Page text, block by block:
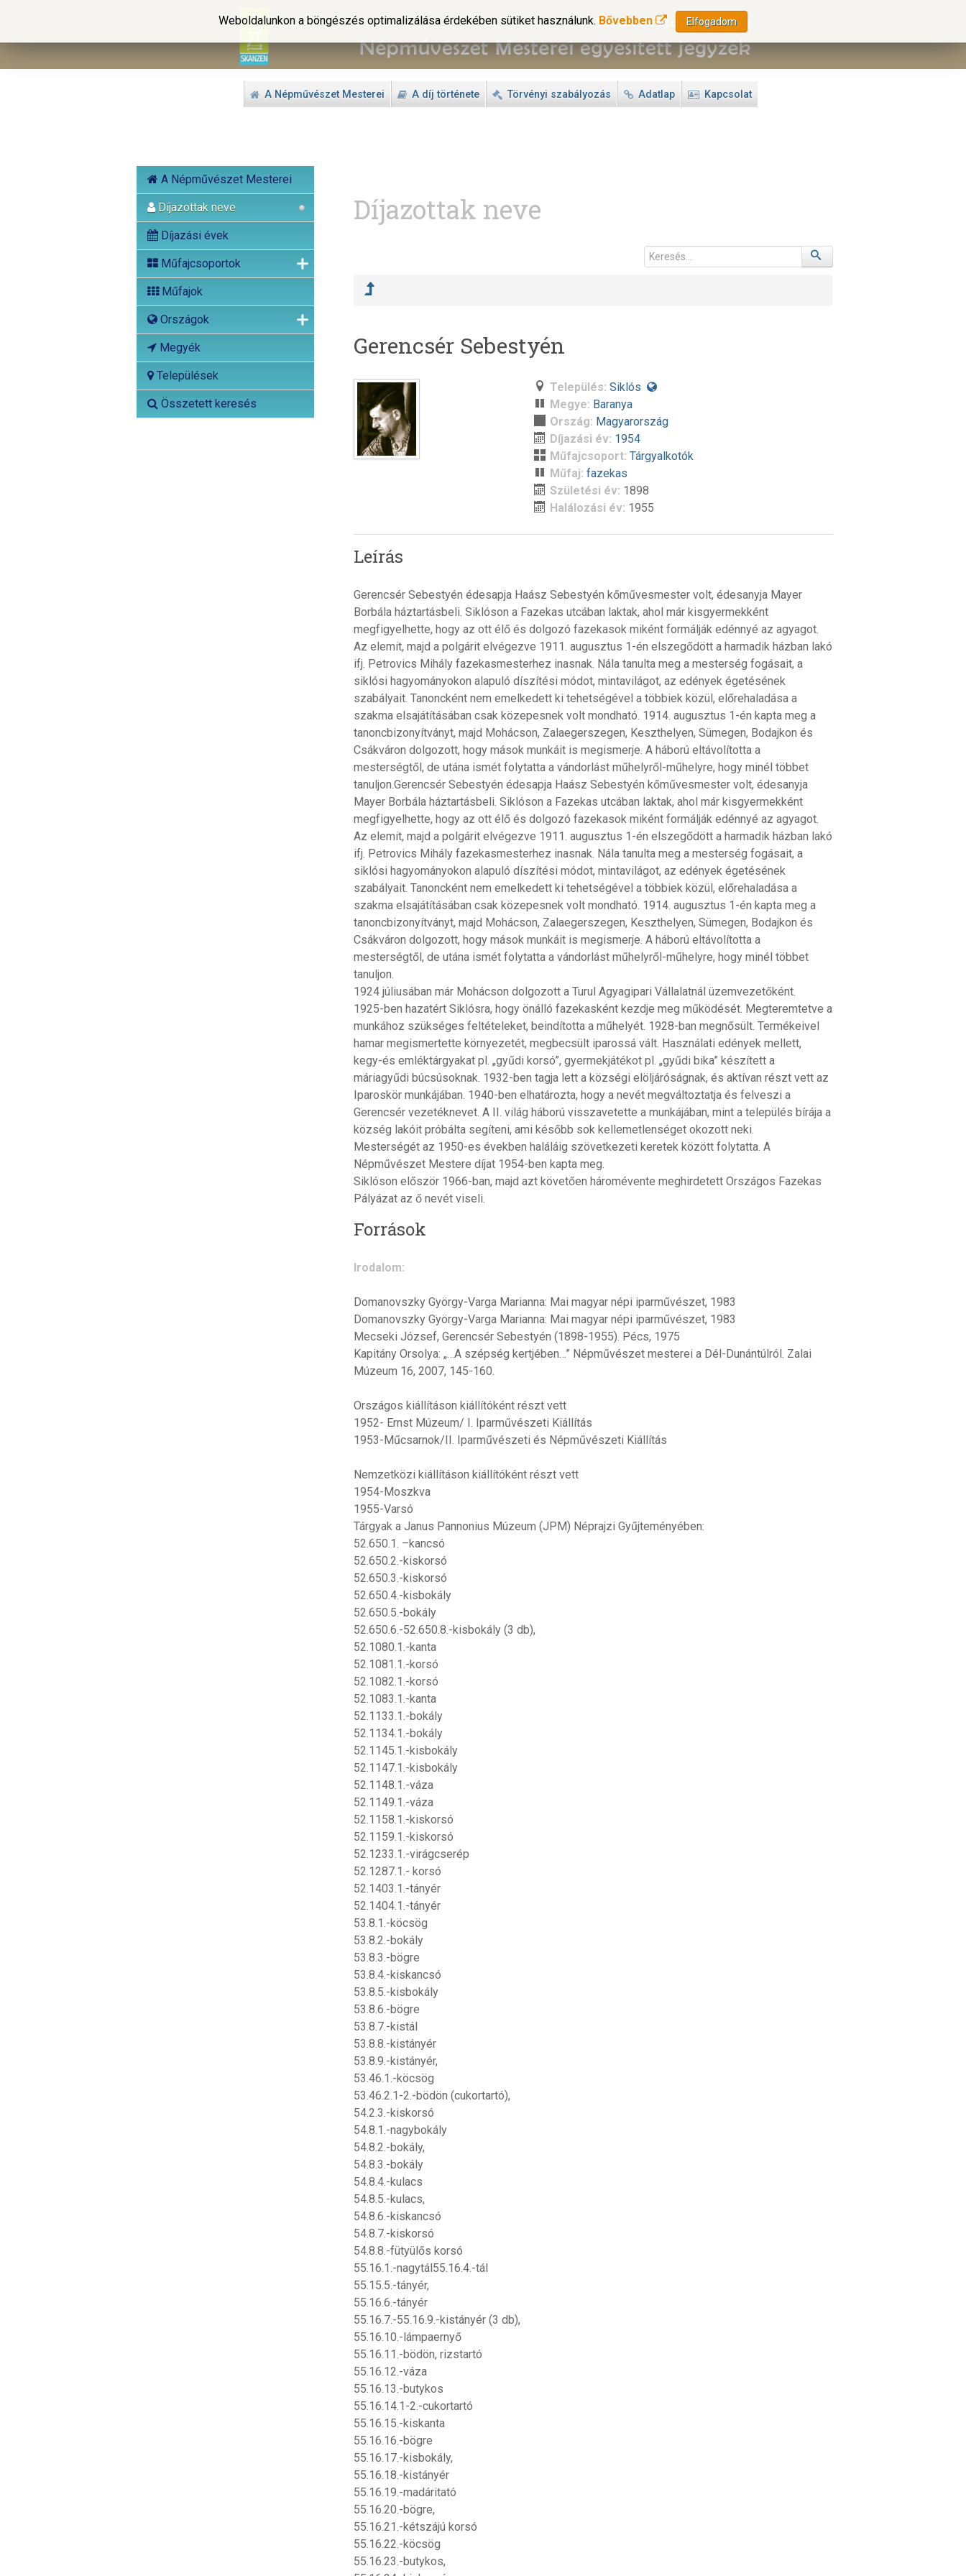
A Népművészet Mesterei A díj története Törvényi szabályozás Adatlap Kapcsolat
A Népművészet Mesterei
Díjazottak neve
Díjazási évek
Műfajcsoportok
Műfajok
Országok
Megyék
Települések
Összetett keresés
Weboldalunkon a böngészés optimalizálása érdekében sütiket használunk. Bővebben Elfogadom
Díjazottak neve
Gerencsér Sebestyén
Település:Siklós
Megye: Baranya
Ország: Magyarország
Díjazási év: 1954
Műfajcsoport:Tárgyalkotók
Műfaj:fazekas
Születési év: 1898
Halálozási év: 1955
Leírás
Gerencsér Sebestyén édesapja Haász Sebestyén kőművesmester volt, édesanyja Mayer
Borbála háztartásbeli. Siklóson a Fazekas utcában laktak, ahol már kisgyermekként
megfigyelhette, hogy az ott élő és dolgozó fazekasok miként formálják edénnyé az agyagot.
Az elemit, majd a polgárit elvégezve 1911. augusztus 1-én elszegődött a harmadik házban lakó
ifj. Petrovics Mihály fazekasmesterhez inasnak. Nála tanulta meg a mesterség fogásait, a
siklósi hagyományokon alapuló díszítési módot, mintavilágot, az edények égetésének
szabályait. Tanoncként nem emelkedett ki tehetségével a többiek közül, előrehaladása a
szakma elsajátításában csak közepesnek volt mondható. 1914. augusztus 1-én kapta meg a
tanoncbizonyítványt, majd Mohácson, Zalaegerszegen, Keszthelyen, Sümegen, Bodajkon és
Csákváron dolgozott, hogy mások munkáit is megismerje. A háború eltávolította a
mesterségtől, de utána ismét folytatta a vándorlást műhelyről-műhelyre, hogy minél többet
tanuljon.Gerencsér Sebestyén édesapja Haász Sebestyén kőművesmester volt, édesanyja
Mayer Borbála háztartásbeli. Siklóson a Fazekas utcában laktak, ahol már kisgyermekként
megfigyelhette, hogy az ott élő és dolgozó fazekasok miként formálják edénnyé az agyagot.
Az elemit, majd a polgárit elvégezve 1911. augusztus 1-én elszegődött a harmadik házban lakó
ifj. Petrovics Mihály fazekasmesterhez inasnak. Nála tanulta meg a mesterség fogásait, a
siklósi hagyományokon alapuló díszítési módot, mintavilágot, az edények égetésének
szabályait. Tanoncként nem emelkedett ki tehetségével a többiek közül, előrehaladása a
szakma elsajátításában csak közepesnek volt mondható. 1914. augusztus 1-én kapta meg a
tanoncbizonyítványt, majd Mohácson, Zalaegerszegen, Keszthelyen, Sümegen, Bodajkon és
Csákváron dolgozott, hogy mások munkáit is megismerje. A háború eltávolította a
mesterségtől, de utána ismét folytatta a vándorlást műhelyről-műhelyre, hogy minél többet
tanuljon.
1924 júliusában már Mohácson dolgozott a Turul Agyagipari Vállalatnál üzemvezetőként.
1925-ben hazatért Siklósra, hogy önálló fazekasként kezdje meg működését. Megteremtetve a
munkához szükséges feltételeket, beindította a műhelyét. 1928-ban megnősült. Termékeivel
hamar megismertette környezetét, megbecsült iparossá vált. Használati edények mellett,
kegy-és emléktárgyakat pl. „gyűdi korsó”, gyermekjátékot pl. „gyűdi bika” készített a
máriagyűdi búcsúsoknak. 1932-ben tagja lett a községi elöljáróságnak, és aktívan részt vett az
Iparoskör munkájában. 1940-ben elhatározta, hogy a nevét megváltoztatja és felveszi a
Gerencsér vezetéknevet. A II. világ háború visszavetette a munkájában, mint a település bírája a
község lakóit próbálta segíteni, ami később sok kellemetlenséget okozott neki.
Mesterségét az 1950-es években haláláig szövetkezeti keretek között folytatta. A
Népművészet Mestere díjat 1954-ben kapta meg.
Siklóson először 1966-ban, majd azt követően háromévente meghirdetett Országos Fazekas
Pályázat az ő nevét viseli.
Források
Irodalom:
Domanovszky György-Varga Marianna: Mai magyar népi iparművészet, 1983
Domanovszky György-Varga Marianna: Mai magyar népi iparművészet, 1983
Mecseki József, Gerencsér Sebestyén (1898-1955). Pécs, 1975
Kapitány Orsolya: „…A szépség kertjében…” Népművészet mesterei a Dél-Dunántúlról. Zalai
Múzeum 16, 2007, 145-160.
Országos kiállításon kiállítóként részt vett
1952- Ernst Múzeum/ I. Iparművészeti Kiállítás
1953-Műcsarnok/II. Iparművészeti és Népművészeti Kiállítás
Nemzetközi kiállításon kiállítóként részt vett
1954-Moszkva
1955-Varsó
Tárgyak a Janus Pannonius Múzeum (JPM) Néprajzi Gyűjteményében:
52.650.1. –kancsó
52.650.2.-kiskorsó
52.650.3.-kiskorsó
52.650.4.-kisbokály
52.650.5.-bokály
52.650.6.-52.650.8.-kisbokály (3 db),
52.1080.1.-kanta
52.1081.1.-korsó
52.1082.1.-korsó
52.1083.1.-kanta
52.1133.1.-bokály
52.1134.1.-bokály
52.1145.1.-kisbokály
52.1147.1.-kisbokály
52.1148.1.-váza
52.1149.1.-váza
52.1158.1.-kiskorsó
52.1159.1.-kiskorsó
52.1233.1.-virágcserép
52.1287.1.- korsó
52.1403.1.-tányér
52.1404.1.-tányér
53.8.1.-köcsög
53.8.2.-bokály
53.8.3.-bögre
53.8.4.-kiskancsó
53.8.5.-kisbokály
53.8.6.-bögre
53.8.7.-kistál
53.8.8.-kistányér
53.8.9.-kistányér,
53.46.1.-köcsög
53.46.2.1-2.-bödön (cukortartó),
54.2.3.-kiskorsó
54.8.1.-nagybokály
54.8.2.-bokály,
54.8.3.-bokály
54.8.4.-kulacs
54.8.5.-kulacs,
54.8.6.-kiskancsó
54.8.7.-kiskorsó
54.8.8.-fütyülős korsó
55.16.1.-nagytál55.16.4.-tál
55.15.5.-tányér,
55.16.6.-tányér
55.16.7.-55.16.9.-kistányér (3 db),
55.16.10.-lámpaernyő
55.16.11.-bödön, rizstartó
55.16.12.-váza
55.16.13.-butykos
55.16.14.1-2.-cukortartó
55.16.15.-kiskanta
55.16.16.-bögre
55.16.17.-kisbokály,
55.16.18.-kistányér
55.16.19.-madáritató
55.16.20.-bögre,
55.16.21.-kétszájú korsó
55.16.22.-köcsög
55.16.23.-butykos,